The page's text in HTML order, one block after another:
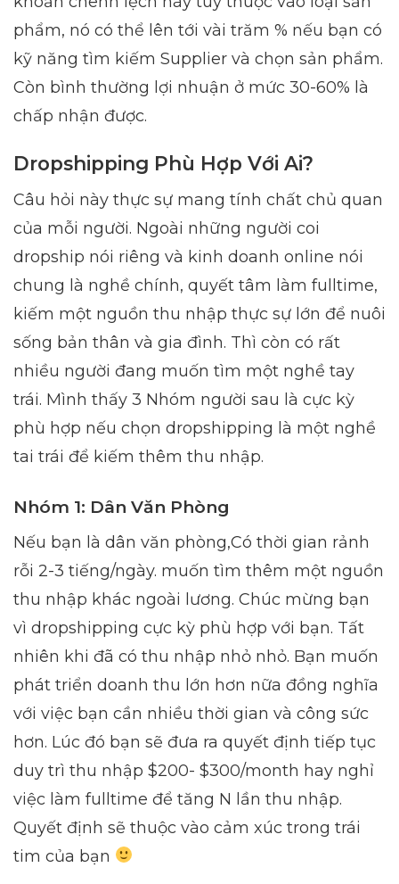
phẩm, nó có thể lên tới vài trăm % nếu bạn có
kỹ năng tìm kiếm Supplier và chọn sản phẩm.
Còn bình thường lợi nhuận ở mức 30-60% là
chấp nhận được.
Dropshipping Phù Hợp Với Ai?
Câu hỏi này thực sự mang tính chất chủ quan
của mỗi người. Ngoài những người coi
dropship nói riêng và kinh doanh online nói
chung là nghề chính, quyết tâm làm fulltime,
kiếm một nguồn thu nhập thực sự lớn để nuôi
sống bản thân và gia đình. Thì còn có rất
nhiều người đang muốn tìm một nghề tay
trái. Mình thấy 3 Nhóm người sau là cực kỳ
phù hợp nếu chọn dropshipping là một nghề
tai trái để kiếm thêm thu nhập.
Nhóm 1: Dân Văn Phòng
Nếu bạn là dân văn phòng,Có thời gian rảnh
rỗi 2-3 tiếng/ngày. muốn tìm thêm một nguồn
thu nhập khác ngoài lương. Chúc mừng bạn
vì dropshipping cực kỳ phù hợp với bạn. Tất
nhiên khi đã có thu nhập nhỏ nhỏ. Bạn muốn
phát triển doanh thu lớn hơn nữa đồng nghĩa
với việc bạn cần nhiều thời gian và công sức
hơn. Lúc đó bạn sẽ đưa ra quyết định tiếp tục
duy trì thu nhập $200- $300/month hay nghỉ
việc làm fulltime để tăng N lần thu nhập.
Quyết định sẽ thuộc vào cảm xúc trong trái
tim của bạn